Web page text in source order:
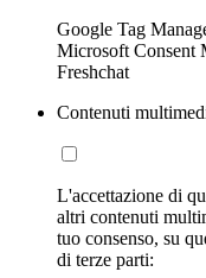
Google Tag
Microsoft Consent
Freshchat
Contenuti
L'accettazione di
altri contenuti
tuo consenso, su
di terze parti: